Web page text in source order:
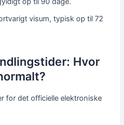
visum, typisk op til 72
Hvor
for det officielle elektroniske